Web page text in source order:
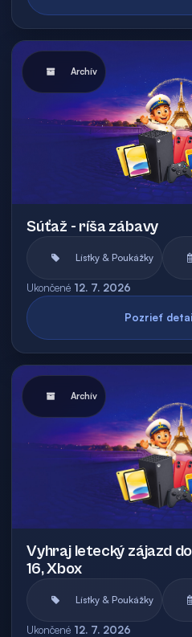
Archív
Súťaž - ríša zábavy
Lístky & Poukážky
Ukončené 12. 7. 2026
Pozrieť
Archív
Vyhraj letecký zájazd
16, Xbox
Lístky & Poukážky
Ukončené 12. 7. 2026